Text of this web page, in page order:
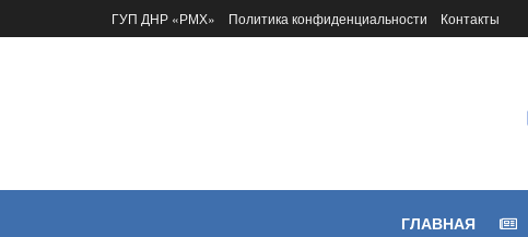
ГУП ДНР «РМХ» Политика конфиденциальности Контакты
ГЛАВНАЯ